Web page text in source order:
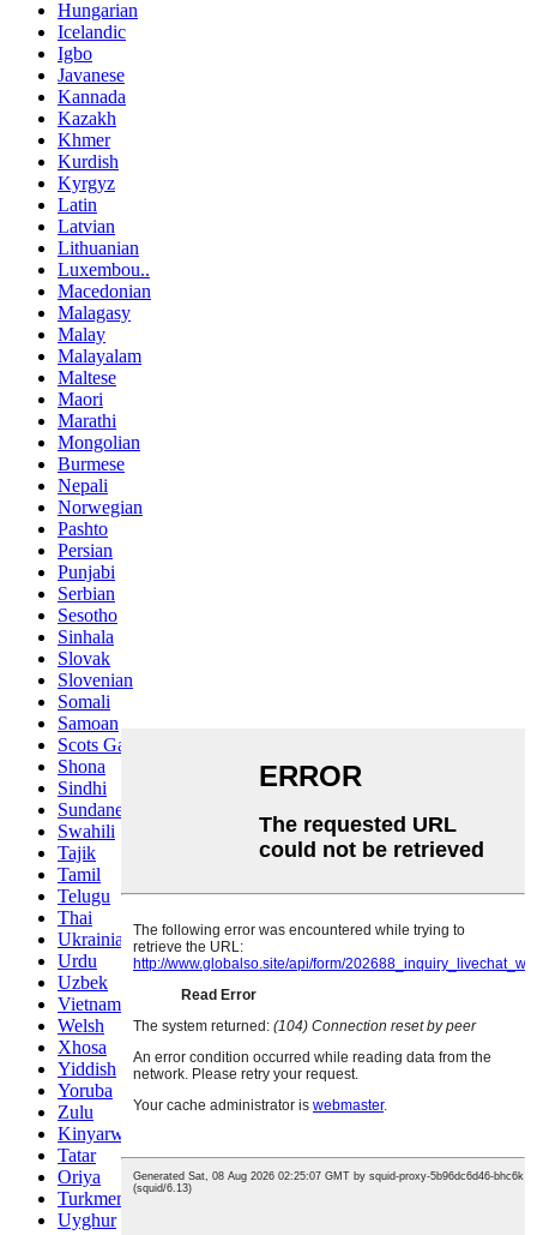
Hungarian
Icelandic
Igbo
Javanese
Kannada
Kazakh
Khmer
Kurdish
Kyrgyz
Latin
Latvian
Lithuanian
Luxembou..
Macedonian
Malagasy
Malay
Malayalam
Maltese
Maori
Marathi
Mongolian
Burmese
Nepali
Norwegian
Pashto
Persian
Punjabi
Serbian
Sesotho
Sinhala
Slovak
Slovenian
Somali
Samoan
Scots Gaelic
Shona
Sindhi
Sundanese
Swahili
Tajik
Tamil
Telugu
Thai
Ukrainian
Urdu
Uzbek
Vietnamese
Welsh
Xhosa
Yiddish
Yoruba
Zulu
Kinyarwanda
Tatar
Oriya
Turkmen
Uyghur